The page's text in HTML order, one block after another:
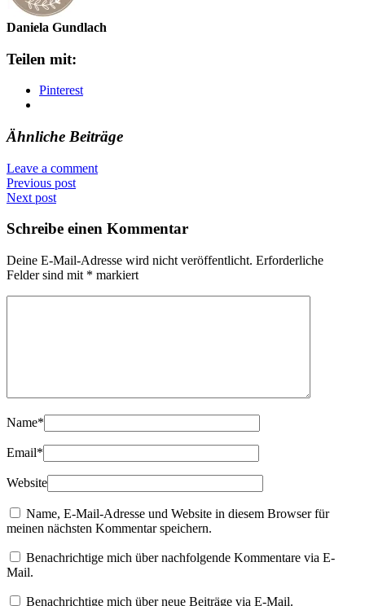
Daniela Gundlach
Teilen mit:
Pinterest
Ähnliche Beiträge
Leave a comment
Previous post
Next post
Schreibe einen Kommentar
Deine E-Mail-Adresse wird nicht veröffentlicht. Erforderliche
Felder sind mit * markiert
Name*
Email*
Website
Name, E-Mail-Adresse und Website in diesem Browser für
meinen nächsten Kommentar speichern.
Benachrichtige mich über nachfolgende Kommentare via E-
Mail.
Benachrichtige mich über neue Beiträge via E-Mail.